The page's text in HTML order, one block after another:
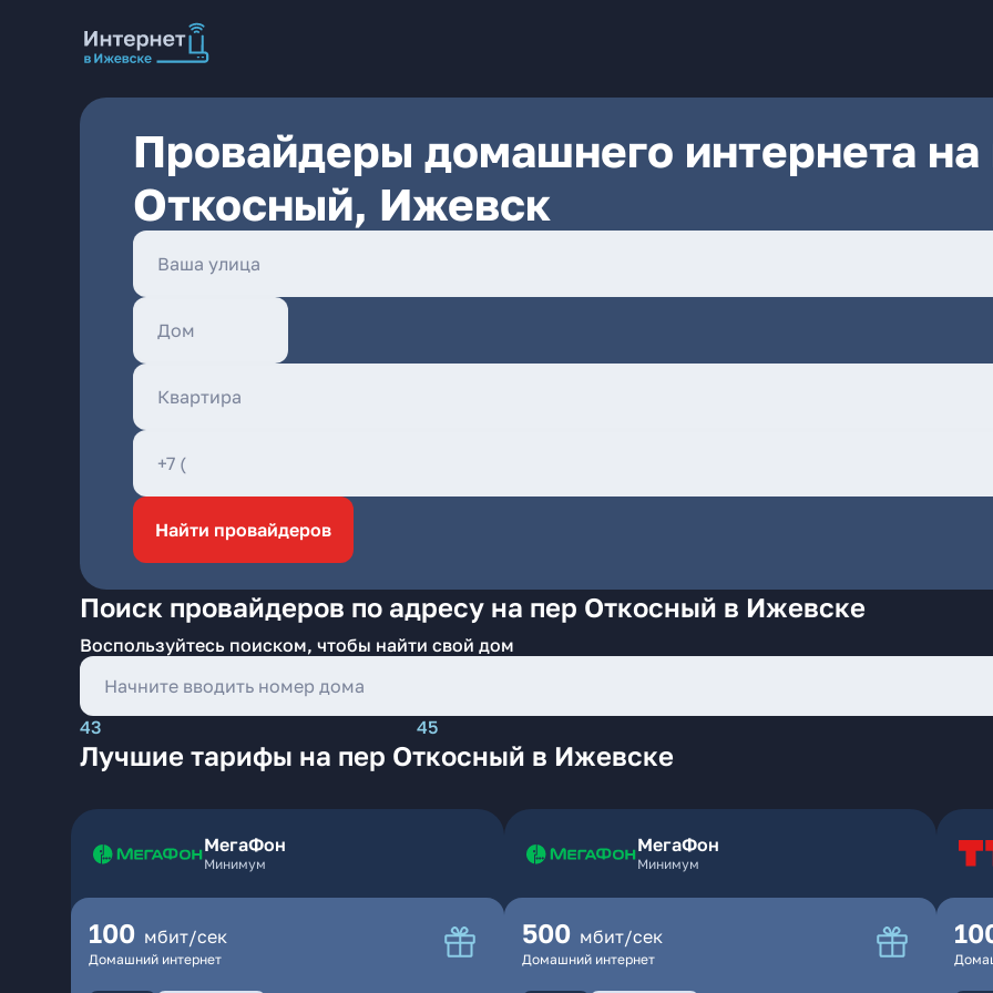
Провайдеры домашнего интернета на
Откосный, Ижевск
Найти провайдеров
Поиск провайдеров по адресу на пер Откосный в Ижевске
Воспользуйтесь поиском, чтобы найти свой дом
43 45
Лучшие тарифы на пер Откосный в Ижевске
МегаФон
Минимум
100 мбит/сек
Домашний интернет
МегаФон
Минимум
500 мбит/сек
Домашний интернет